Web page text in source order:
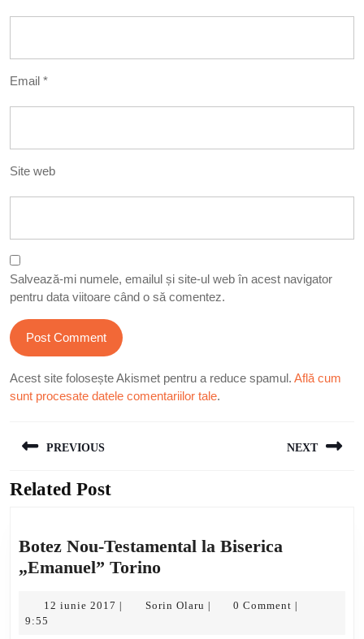
Email *
Site web
Salvează-mi numele, emailul și site-ul web în acest navigator
pentru data viitoare când o să comentez.
Acest site folosește Akismet pentru a reduce spamul. Află cum
sunt procesate datele comentariilor tale.
în
articole
PREVIOUS
Previous
NEXT
Related Post
Botez Nou-Testamental la Biserica
„Emanuel” TorinoBotez
Testamental
12 iunie 2017 12
| Sorin Olaru Sorin
| 0 Comment |
9:55